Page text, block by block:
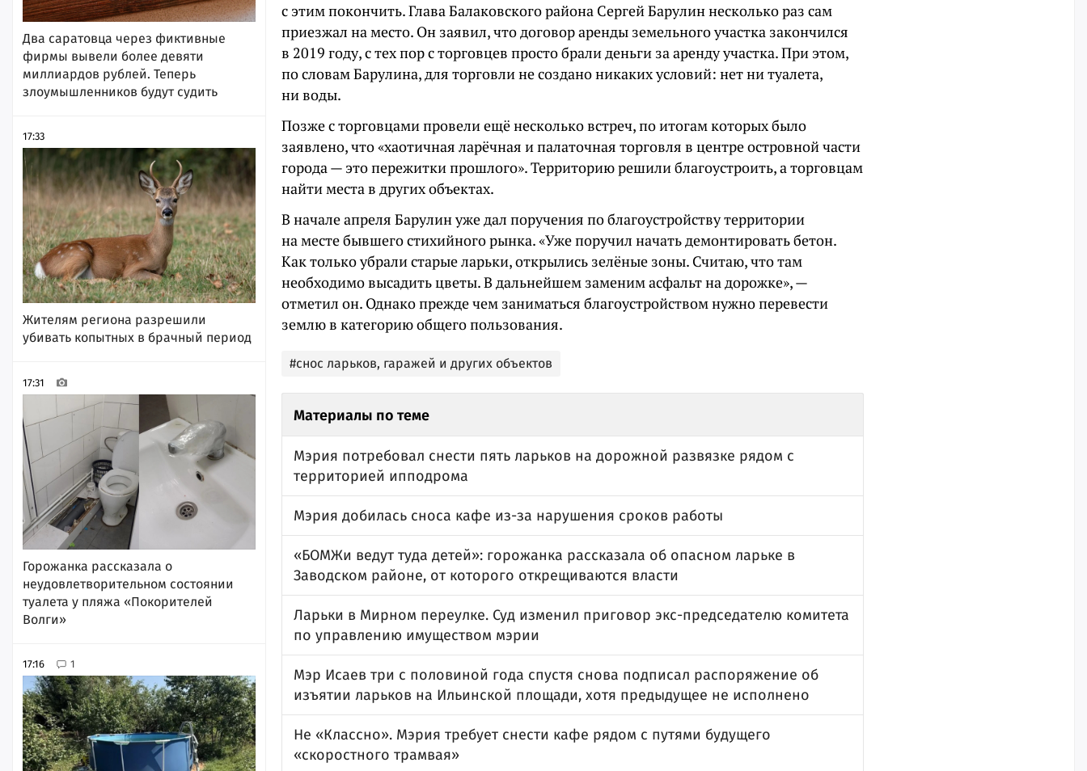
Два саратовца через фиктивные
фирмы вывели более девяти
миллиардов рублей. Теперь
злоумышленников будут судить
17:33
Жителям региона разрешили
убивать копытных в брачный период
17:31
Горожанка рассказала о
неудовлетворительном состоянии
туалета у пляжа «Покорителей
Волги»
17:16 1
с этим покончить. Глава Балаковского района Сергей Барулин несколько раз сам
приезжал на место. Он заявил, что договор аренды земельного участка закончился
в 2019 году, с тех пор с торговцев просто брали деньги за аренду участка. При этом,
по словам Барулина, для торговли не создано никаких условий: нет ни туалета,
ни воды.
Позже с торговцами провели ещё несколько встреч, по итогам которых было
заявлено, что «хаотичная ларёчная и палаточная торговля в центре островной части
города — это пережитки прошлого». Территорию решили благоустроить, а торговцам
найти места в других объектах.
В начале апреля Барулин уже дал поручения по благоустройству территории
на месте бывшего стихийного рынка. «Уже поручил начать демонтировать бетон.
Как только убрали старые ларьки, открылись зелёные зоны. Считаю, что там
необходимо высадить цветы. В дальнейшем заменим асфальт на дорожке», —
отметил он. Однако прежде чем заниматься благоустройством нужно перевести
землю в категорию общего пользования.
#снос ларьков, гаражей и других объектов
Материалы по теме
Мэрия потребовал снести пять ларьков на дорожной развязке рядом с
территорией ипподрома
Мэрия добилась сноса кафе из-за нарушения сроков работы
«БОМЖи ведут туда детей»: горожанка рассказала об опасном ларьке в
Заводском районе, от которого открещиваются власти
Ларьки в Мирном переулке. Суд изменил приговор экс-председателю комитета
по управлению имуществом мэрии
Мэр Исаев три с половиной года спустя снова подписал распоряжение об
изъятии ларьков на Ильинской площади, хотя предыдущее не исполнено
Не «Классно». Мэрия требует снести кафе рядом с путями будущего
«скоростного трамвая»